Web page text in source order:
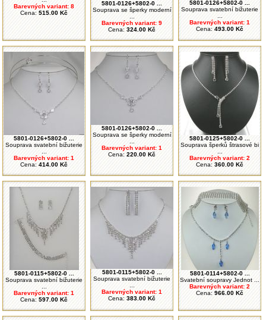
Barevných variant: 8
Cena: 515.00 Kč
5801-0126+5802-0 ...
Souprava se šperky moderní
Barevných variant: 9
Cena: 324.00 Kč
5801-0126+5802-0 ...
Souprava svatební bižuterie
Barevných variant: 1
Cena: 493.00 Kč
5801-0126+5802-0 ...
Souprava svatební bižuterie
Barevných variant: 1
Cena: 414.00 Kč
5801-0126+5802-0 ...
Souprava se šperky moderní
Barevných variant: 1
Cena: 220.00 Kč
5801-0125+5802-0 ...
Souprava šperků štrasové bi
Barevných variant: 2
Cena: 360.00 Kč
5801-0115+5802-0 ...
Souprava svatební bižuterie
Barevných variant: 1
Cena: 597.00 Kč
5801-0115+5802-0 ...
Souprava svatební bižuterie
Barevných variant: 1
Cena: 383.00 Kč
5801-0114+5802-0 ...
Svatební soupravy Jednot ...
Barevných variant: 2
Cena: 966.00 Kč